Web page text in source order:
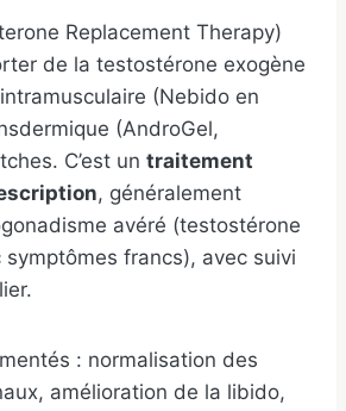
Replacement Therapy)
de la testostérone exogène
(Nebido en
(AndroGel,
C’est un traitement
, généralement
avéré (testostérone
francs), avec suivi
: normalisation des
amélioration de la libido,